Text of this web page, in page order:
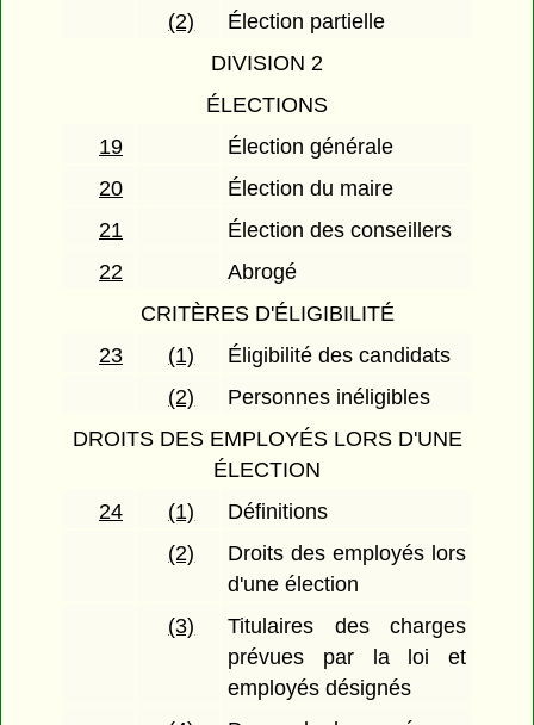
(2)
Élection partielle
DIVISION 2
ÉLECTIONS
19
Élection générale
20
Élection du maire
21
Élection des conseillers
22
Abrogé
CRITÈRES D'ÉLIGIBILITÉ
23
(1)
Éligibilité des candidats
(2)
Personnes inéligibles
DROITS DES EMPLOYÉS LORS D'UNE
ÉLECTION
24
(1)
Définitions
(2)
Droits des employés lors
d'une élection
(3)
Titulaires des charges
prévues par la loi et
employés désignés